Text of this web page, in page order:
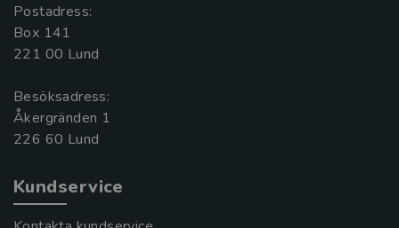
Postadress:
Box 141
221 00 Lund
Besöksadress:
Åkergränden 1
Kundservice